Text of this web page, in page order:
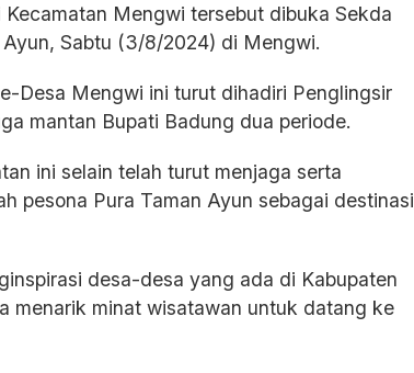
Mengwi tersebut dibuka Sekda
Sabtu (3/8/2024) di Mengwi.
Desa Mengwi ini turut dihadiri Penglingsir
mantan Bupati Badung dua periode.
ini selain telah turut menjaga serta
pesona Pura Taman Ayun sebagai destinasi
desa-desa yang ada di Kabupaten
menarik minat wisatawan untuk datang ke